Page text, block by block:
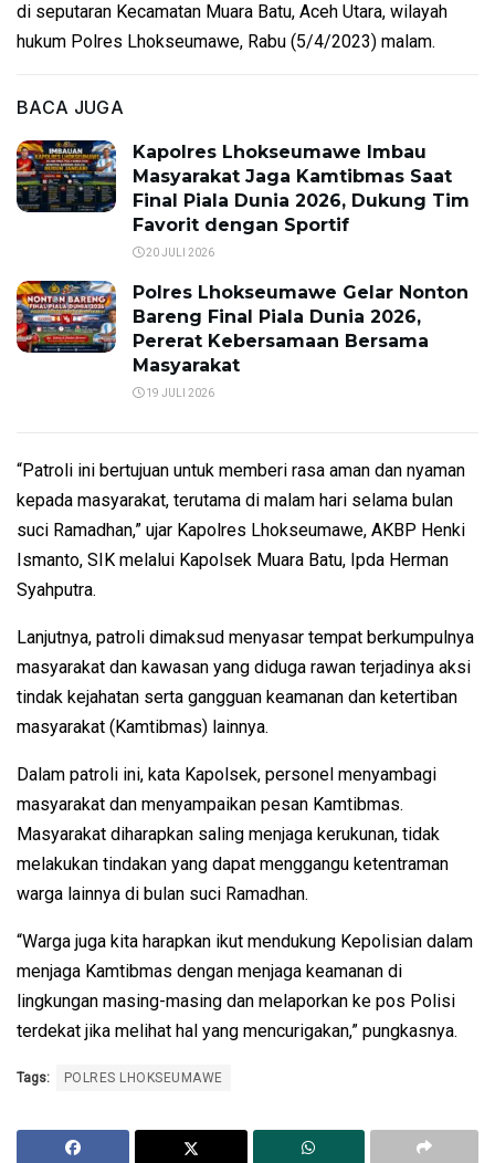
di seputaran Kecamatan Muara Batu, Aceh Utara, wilayah
hukum Polres Lhokseumawe, Rabu (5/4/2023) malam.
BACA JUGA
Kapolres Lhokseumawe Imbau
Masyarakat Jaga Kamtibmas Saat
Final Piala Dunia 2026, Dukung Tim
Favorit dengan Sportif
20 JULI 2026
Polres Lhokseumawe Gelar Nonton
Bareng Final Piala Dunia 2026,
Pererat Kebersamaan Bersama
Masyarakat
19 JULI 2026
“Patroli ini bertujuan untuk memberi rasa aman dan nyaman
kepada masyarakat, terutama di malam hari selama bulan
suci Ramadhan,” ujar Kapolres Lhokseumawe, AKBP Henki
Ismanto, SIK melalui Kapolsek Muara Batu, Ipda Herman
Syahputra.
Lanjutnya, patroli dimaksud menyasar tempat berkumpulnya
masyarakat dan kawasan yang diduga rawan terjadinya aksi
tindak kejahatan serta gangguan keamanan dan ketertiban
masyarakat (Kamtibmas) lainnya.
Dalam patroli ini, kata Kapolsek, personel menyambagi
masyarakat dan menyampaikan pesan Kamtibmas.
Masyarakat diharapkan saling menjaga kerukunan, tidak
melakukan tindakan yang dapat menggangu ketentraman
warga lainnya di bulan suci Ramadhan.
“Warga juga kita harapkan ikut mendukung Kepolisian dalam
menjaga Kamtibmas dengan menjaga keamanan di
lingkungan masing-masing dan melaporkan ke pos Polisi
terdekat jika melihat hal yang mencurigakan,” pungkasnya.
Tags: POLRES LHOKSEUMAWE